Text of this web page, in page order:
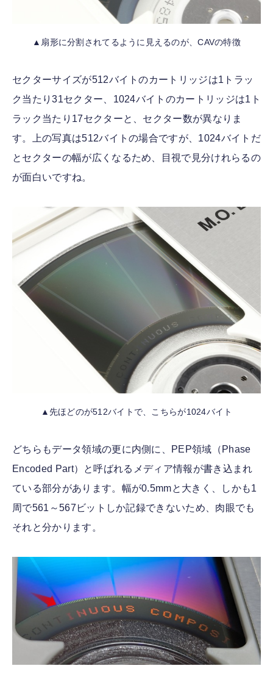
▲扇形に分割されてるように見えるのが、CAVの特徴
セクターサイズが512バイトのカートリッジは1トラッ
ク当たり31セクター、1024バイトのカートリッジは1ト
ラック当たり17セクターと、セクター数が異なりま
す。上の写真は512バイトの場合ですが、1024バイトだ
とセクターの幅が広くなるため、目視で見分けれらるの
が面白いですね。
▲先ほどのが512バイトで、こちらが1024バイト
どちらもデータ領域の更に内側に、PEP領域（Phase
Encoded Part）と呼ばれるメディア情報が書き込まれ
ている部分があります。幅が0.5mmと大きく、しかも1
周で561～567ビットしか記録できないため、肉眼でも
それと分かります。